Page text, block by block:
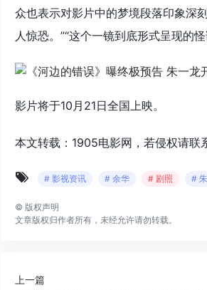
众也表示对影片中的梦境段落印象深
人惊恐。”“这个一镜到底形式呈现的
影片将于10月21日全国上映。
本文转载：1905电影网，若侵权请联
# 影视资讯 # 余华 # 剧照 #
© 版权声明
文章版权归作者所有，未经允许请勿转载。
上一篇